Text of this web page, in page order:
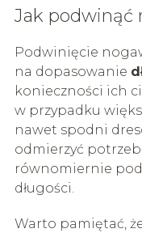
Jak podwinąć
Podwinięcie
na dopasowanie
konieczności ich
w przypadku
nawet spodni
odmierzyć
równomiernie
długości.
Warto pamiętać,